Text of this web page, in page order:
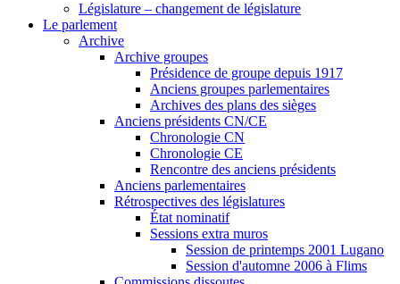
Législature – changement de législature
Le parlement
Archive
Archive groupes
Présidence de groupe depuis 1917
Anciens groupes parlementaires
Archives des plans des sièges
Anciens présidents CN/CE
Chronologie CN
Chronologie CE
Rencontre des anciens présidents
Anciens parlementaires
Rétrospectives des législatures
État nominatif
Sessions extra muros
Session de printemps 2001 Lugano
Session d'automne 2006 à Flims